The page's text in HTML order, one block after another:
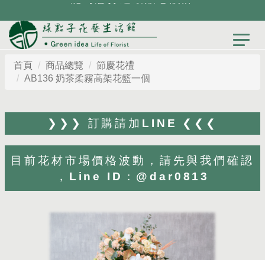
首頁 商品總覽
節慶花禮
AB136 奶茶柔霧高架花籃一個
❯❯❯ 訂購請加LINE ❮❮❮
目前花材市場價格波動，請先與我們確認
，Line ID：@dar0813